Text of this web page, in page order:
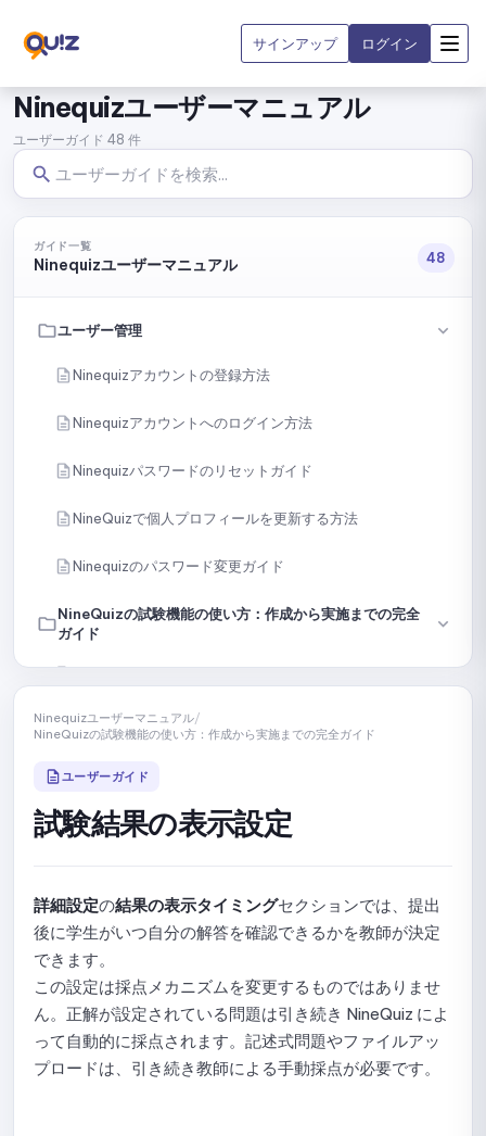
サインアップ ログイン
Ninequizユーザーマニュアル
ユーザーガイド 48 件
ガイド一覧
Ninequizユーザーマニュアル 48
ユーザー管理
Ninequizアカウントの登録方法
Ninequizアカウントへのログイン方法
Ninequizパスワードのリセットガイド
NineQuizで個人プロフィールを更新する方法
Ninequizのパスワード変更ガイド
NineQuizの試験機能の使い方：作成から実施までの完全
ガイド
手動で問題を作成する
内容またはファイルから問題をインポートする
AIで問題を作成する
ライブラリから問題をランダムに選択する
テストを複数のセクションに分割するためのガイド
テストでの問題形式の使用ガイド
テスト前のフォーム設定手順
Ninequizユーザーマニュアル/
NineQuizの試験機能の使い方：作成から実施までの完全ガイド
ユーザーガイド
試験結果の表示設定
詳細設定の結果の表示タイミングセクションでは、提出
後に学生がいつ自分の解答を確認できるかを教師が決定
できます。
この設定は採点メカニズムを変更するものではありませ
ん。正解が設定されている問題は引き続き NineQuiz によ
って自動的に採点されます。記述式問題やファイルアッ
プロードは、引き続き教師による手動採点が必要です。